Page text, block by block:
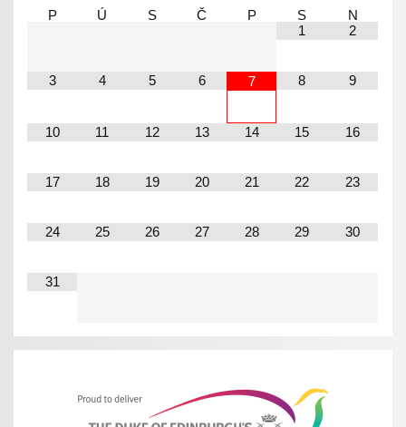
P
Ú S Č P S
N
1
2
3 4 5 6 7 8 9
10 11 12 13 14 15 16
17 18 19 20 21 22 23
24 25 26 27 28 29 30
31